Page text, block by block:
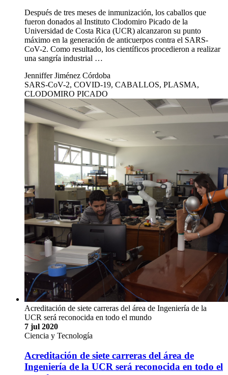
Después de tres meses de inmunización, los caballos que
fueron donados al Instituto Clodomiro Picado de la
Universidad de Costa Rica (UCR) alcanzaron su punto
máximo en la generación de anticuerpos contra el SARS-
CoV-2. Como resultado, los científicos procedieron a realizar
una sangría industrial …
Jenniffer Jiménez Córdoba
SARS-CoV-2, COVID-19, CABALLOS, PLASMA,
CLODOMIRO PICADO
Acreditación de siete carreras del área de Ingeniería de la
UCR será reconocida en todo el mundo
7 jul 2020
Ciencia y Tecnología
Acreditación de siete carreras del área de
Ingeniería de la UCR será reconocida en todo el